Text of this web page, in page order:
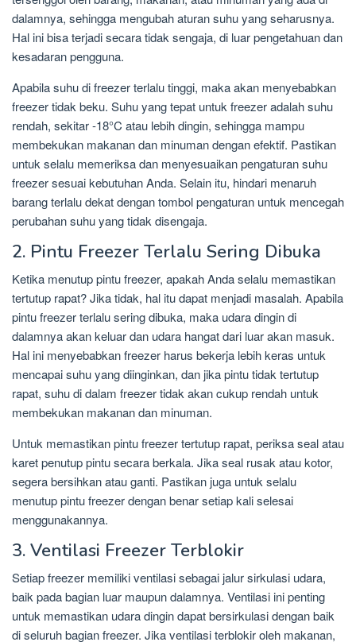
dalamnya, sehingga mengubah aturan suhu yang seharusnya.
Hal ini bisa terjadi secara tidak sengaja, di luar pengetahuan dan
kesadaran pengguna.
Apabila suhu di freezer terlalu tinggi, maka akan menyebabkan
freezer tidak beku. Suhu yang tepat untuk freezer adalah suhu
rendah, sekitar -18°C atau lebih dingin, sehingga mampu
membekukan makanan dan minuman dengan efektif. Pastikan
untuk selalu memeriksa dan menyesuaikan pengaturan suhu
freezer sesuai kebutuhan Anda. Selain itu, hindari menaruh
barang terlalu dekat dengan tombol pengaturan untuk mencegah
perubahan suhu yang tidak disengaja.
2. Pintu Freezer Terlalu Sering Dibuka
Ketika menutup pintu freezer, apakah Anda selalu memastikan
tertutup rapat? Jika tidak, hal itu dapat menjadi masalah. Apabila
pintu freezer terlalu sering dibuka, maka udara dingin di
dalamnya akan keluar dan udara hangat dari luar akan masuk.
Hal ini menyebabkan freezer harus bekerja lebih keras untuk
mencapai suhu yang diinginkan, dan jika pintu tidak tertutup
rapat, suhu di dalam freezer tidak akan cukup rendah untuk
membekukan makanan dan minuman.
Untuk memastikan pintu freezer tertutup rapat, periksa seal atau
karet penutup pintu secara berkala. Jika seal rusak atau kotor,
segera bersihkan atau ganti. Pastikan juga untuk selalu
menutup pintu freezer dengan benar setiap kali selesai
menggunakannya.
3. Ventilasi Freezer Terblokir
Setiap freezer memiliki ventilasi sebagai jalur sirkulasi udara,
baik pada bagian luar maupun dalamnya. Ventilasi ini penting
untuk memastikan udara dingin dapat bersirkulasi dengan baik
di seluruh bagian freezer. Jika ventilasi terblokir oleh makanan,